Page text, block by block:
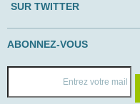
SUR TWITTER
ABONNEZ-VOUS